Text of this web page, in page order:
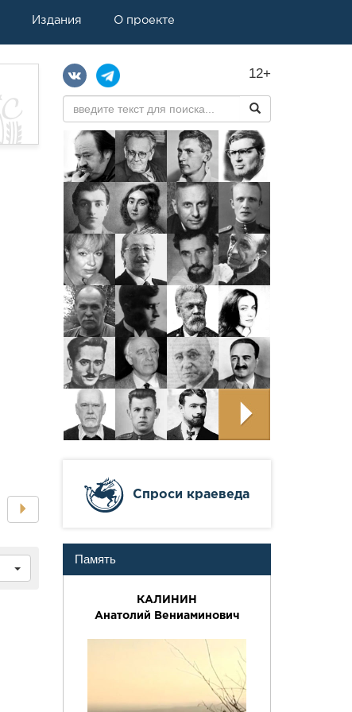
Издания О проекте
12+
Cпроси краеведа
Память
КАЛИНИН
Анатолий Вениаминович